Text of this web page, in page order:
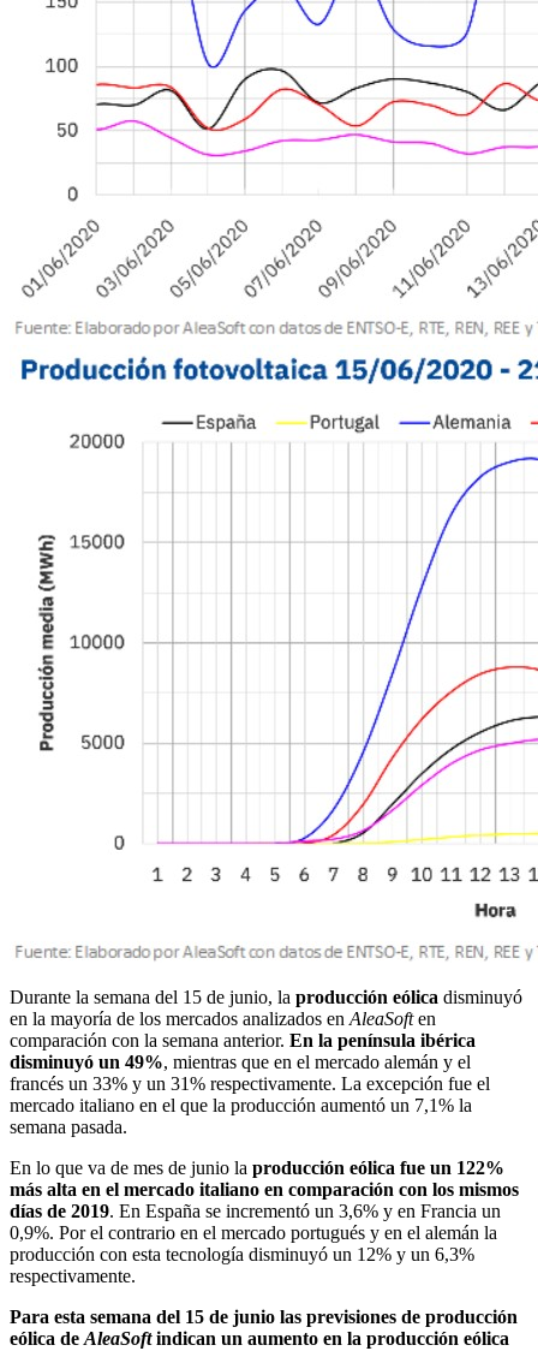
Durante la semana del 15 de junio, la producción eólica disminuyó
en la mayoría de los mercados analizados en AleaSoften
comparación con la semana anterior. En la península ibérica
disminuyó un 49%, mientras que en el mercado alemán y el
francés un 33% y un 31% respectivamente. La excepción fue el
mercado italiano en el que la producción aumentó un 7,1% la
semana pasada.
En lo que va de mes de junio la producción eólica fue un 122%
más alta en el mercado italiano en comparación con los mismos
días de 2019. En España se incrementó un 3,6% y en Francia un
0,9%. Por el contrario en el mercado portugués y en el alemán la
producción con esta tecnología disminuyó un 12% y un 6,3%
respectivamente.
Para esta semana del 15 de junio las previsiones de producción
eólica de AleaSoftindican un aumento en la producción eólica